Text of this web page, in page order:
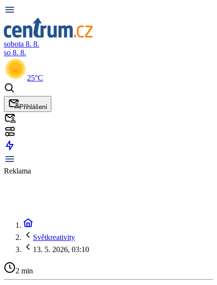
sobota 8. 8.
so 8. 8.
25°C
Přihlášení
Reklama
Světkreativity
13. 5. 2026, 03:10
2 min